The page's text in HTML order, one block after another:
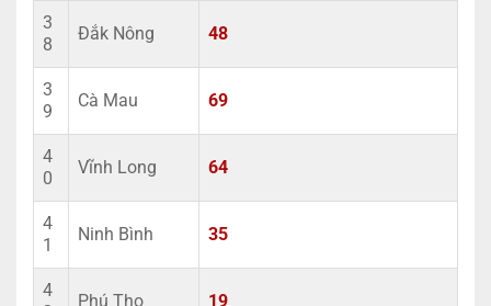
3
8
Đắk Nông 48
3
9
Cà Mau 69
4
0
Vĩnh Long 64
4
1
Ninh Bình 35
4
Phú Thọ 19